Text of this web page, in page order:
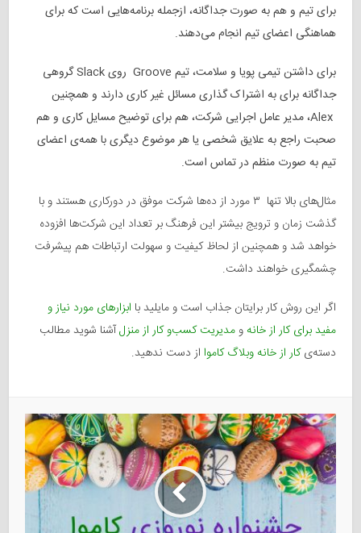
برای تیم و هم به صورت جداگانه، ازجمله برنامه‌هایی است که برای
هماهنگی اعضای تیم انجام می‌دهند.
برای داشتن تیمی پویا و سلامت، تیم Groove روی Slack گروهی
جداگانه برای به اشتراک گذاری مسائل غیر کاری دارند و همچنین
Alex، مدیر عامل اجرایی شرکت، هم برای توضیح مسایل کاری و هم
صحبت راجع به علایق شخصی یا هر موضوع دیگری با همه‌ی اعضای
تیم به صورت منظم در تماس است.
مثال‌های بالا تنها ۳ مورد از ده‌ها شرکت موفق در دورکاری هستند و با
گذشت زمان و ترویج بیشتر این فرهنگ بر تعداد این شرکت‌ها افزوده
خواهد شد و همچنین از لحاظ کیفیت و سهولت ارتباطات هم پیشرفت
چشمگیری خواهند داشت.
اگر این روش کار برایتان جذاب است و مایلید با ابزارهای مورد نیاز و
مفید برای کار از خانه ومدیریت کسب‌و کار از منزلآشنا شوید مطالب
دسته‌یکار از خانه‌ وبلاگ کاموا از دست ندهید.